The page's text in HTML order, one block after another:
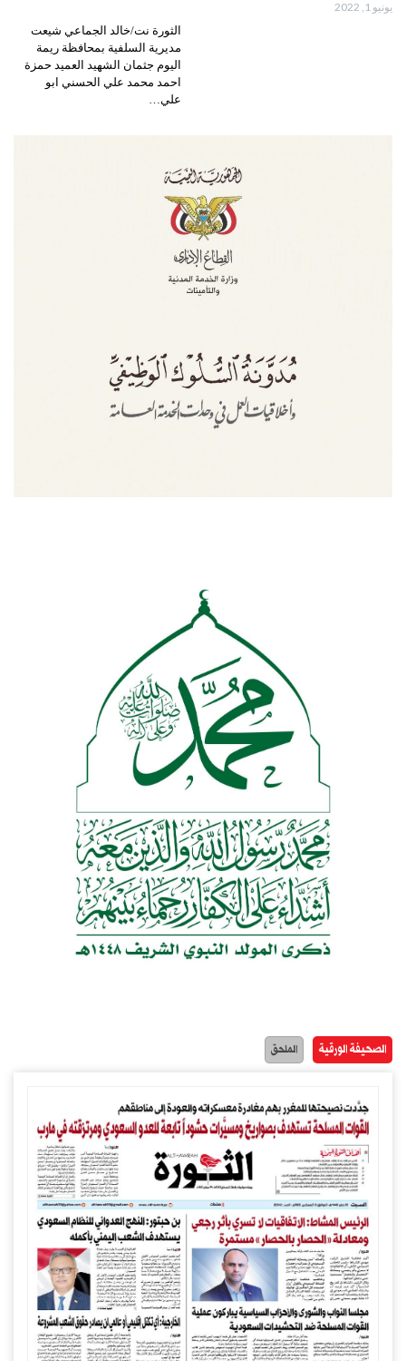
يونيو 1, 2022
الثورة نت/خالد الجماعي شيعت
مديرية السلفية بمحافظة ريمة
اليوم جثمان الشهيد العميد حمزة
احمد محمد علي الحسني ابو
علي…
الصحيفة الورقية الملحق